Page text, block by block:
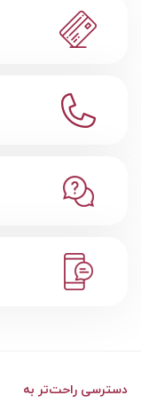
دسترسی راحت‌تر به